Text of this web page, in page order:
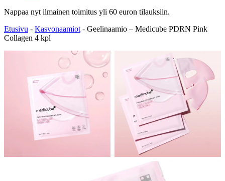
Nappaa nytilmainen toimitus yli 60 euron tilauksiin.
Etusivu - Kasvonaamiot- Geelinaamio – Medicube PDRN Pink
Collagen 4 kpl